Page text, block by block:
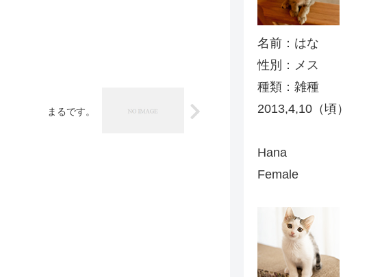
まるです。
名前：はな
性別：メス
種類：雑種
2013,4,10（頃）
Hana
Female